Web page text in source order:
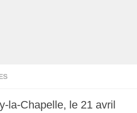
la-Chapelle, le 21 avril